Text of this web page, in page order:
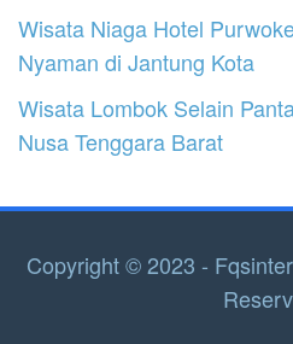
Wisata Niaga Hotel
Nyaman di Jantung Kota
Wisata Lombok Selain
Nusa Tenggara Barat
Copyright © 2023 -